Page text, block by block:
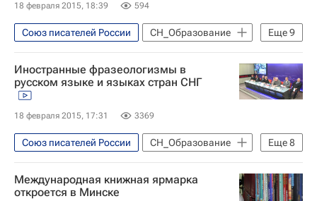
Владимир Вигилянский
Союз журналистов России
Facebook
18 февраля 2015, 18:39 594
Еще9
Союз писателей России
СН_Образование
Русский язык в мире
Москва
Европа
Центральный ФО
Весь мир
Министерство образования и науки ДНР
СНГ
Россия
Иностранные фразеологизмы в
русском языке и языках стран СНГ
18 февраля 2015, 17:31 3369
Еще8
Союз писателей России
СН_Образование
Москва
Русский язык в мире
Центральный ФО
Весь мир
Международная книжная ярмарка
откроется в Минске